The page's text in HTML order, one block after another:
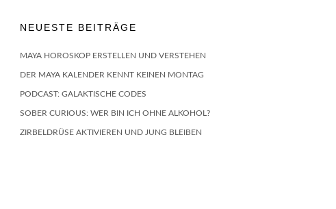
NEUESTE BEITRÄGE
MAYA HOROSKOP ERSTELLEN UND VERSTEHEN
DER MAYA KALENDER KENNT KEINEN MONTAG
PODCAST: GALAKTISCHE CODES
SOBER CURIOUS: WER BIN ICH OHNE ALKOHOL?
ZIRBELDRÜSE AKTIVIEREN UND JUNG BLEIBEN